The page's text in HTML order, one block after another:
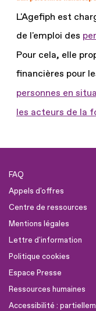
L'Agefiph est
de l'emploi des
Pour cela, elle
financières pour
personnes en
les acteurs de la
FAQ
Appels d'offres
Centre de ressources
Mentions légales
Lettre d'information
Politique cookies
Espace Presse
Ressources humaines
Accessibilité :